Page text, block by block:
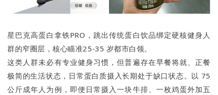
星巴克高蛋白拿铁PRO，跳出传统蛋白饮品绑定硬核健身人
群的窄圈层，核心瞄准25-35 岁都市白领。
这类人群未必有专业健身习惯，但普遍存在早餐将就、正餐
极简的生活状态，日常蛋白质摄入长期处于缺口状态。以 75
公斤成年人为例，即便日常摄入一块牛排、一枚鸡蛋外加五